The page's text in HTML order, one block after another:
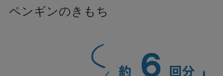
ペンギンのきもち